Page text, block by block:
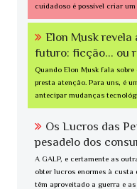
cuidadoso é possível criar um
Elon Musk revela
futuro: ficção... ou
Quando Elon Musk fala
presta atenção. Para uns, é
antecipar mudanças
Os Lucros das
pesadelo dos
A GALP, e certamente as
obter lucros enormes à custa
têm aproveitado a guerra e as